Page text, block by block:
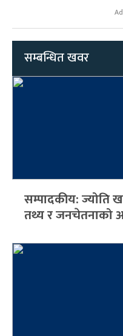
सम्बन्धित खवर
सम्पादकीय: ज्योति
तथ्य र जनचेतनाको